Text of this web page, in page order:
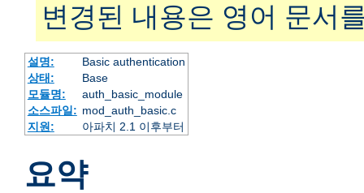
변경된 내용은 영어 문서
설명:
Basic authentication
상태:
Base
모듈명:
auth_basic_module
소스파일: mod_auth_basic.c
지원:
아파치 2.1 이후부터
요약